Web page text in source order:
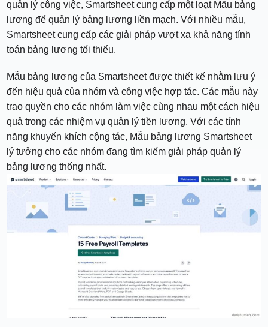
quản lý công việc, Smartsheet cung cấp một loạt Mẫu bảng
lương để quản lý bảng lương liền mạch. Với nhiều mẫu,
Smartsheet cung cấp các giải pháp vượt xa khả năng tính
toán bảng lương tối thiểu.
Mẫu bảng lương của Smartsheet được thiết kế nhằm lưu ý
đến hiệu quả của nhóm và công việc hợp tác. Các mẫu này
trao quyền cho các nhóm làm việc cùng nhau một cách hiệu
quả trong các nhiệm vụ quản lý tiền lương. Với các tính
năng khuyến khích cộng tác, Mẫu bảng lương Smartsheet
lý tưởng cho các nhóm đang tìm kiếm giải pháp quản lý
bảng lương thống nhất.